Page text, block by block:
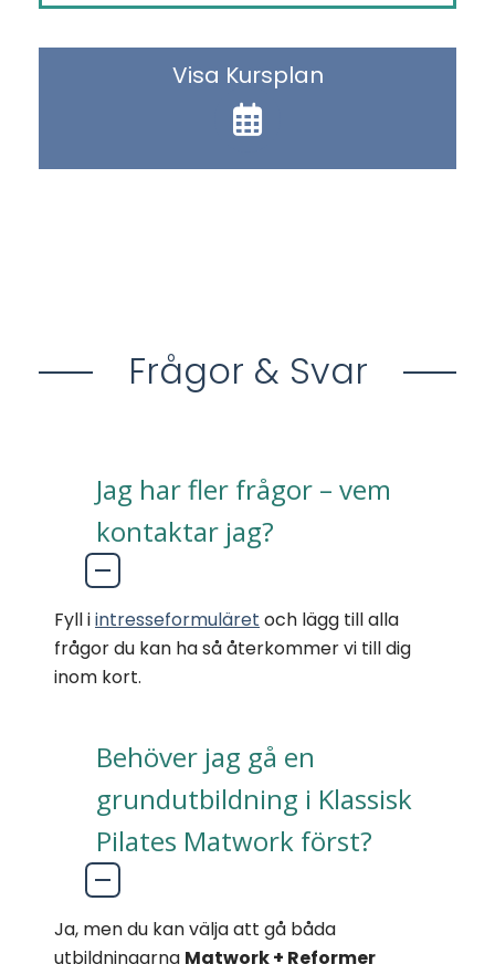
Visa Kursplan
Frågor & Svar
Jag har fler frågor – vem
kontaktar jag?
Fyll iintresseformuläret och lägg till alla
frågor du kan ha så återkommer vi till dig
inom kort.
Behöver jag gå en
grundutbildning i Klassisk
Pilates Matwork först?
Ja, men du kan välja att gå båda
utbildningarna Matwork + Reformer